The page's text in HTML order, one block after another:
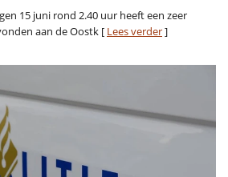
15 juni rond 2.40 uur heeft een zeer
aan de Oostk [ Lees verder]